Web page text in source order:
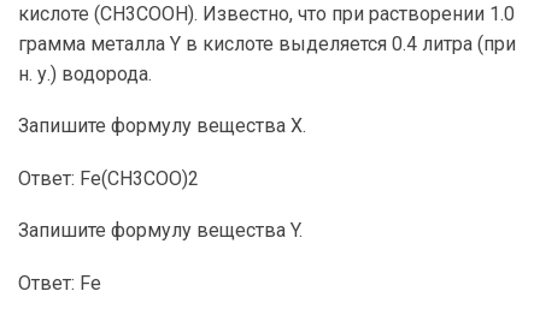
кислоте (CH3COOH). Известно, что при растворении 1.0
грамма металла Y в кислоте выделяется 0.4 литра (при
н. у.) водорода.
Запишите формулу вещества X.
Ответ: Fe(CH3COO)2
Запишите формулу вещества Y.
Ответ: Fe